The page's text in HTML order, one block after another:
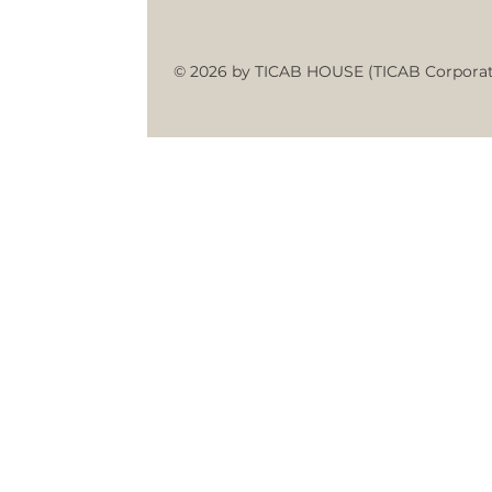
© 2026 by TICAB HOUSE (TICAB